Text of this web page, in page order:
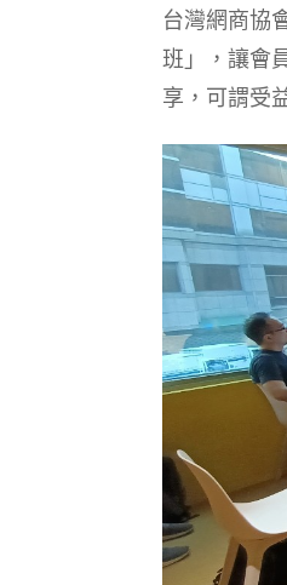
台灣網商協
班」，讓會
享，可謂受